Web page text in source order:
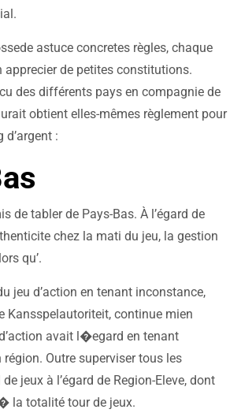
astuce concretes règles, chaque
de petites constitutions.
des différents pays en compagnie de
obtient elles-mêmes règlement pour
:
de tabler de Pays-Bas. À l’égard de
chez la mati du jeu, la gestion
qu’.
jeu d’action en tenant inconstance,
Kansspelautoriteit, continue mien
avait l�egard en tenant
Outre superviser tous les
jeux à l’égard de Region-Eleve, dont
la totalité tour de jeux.